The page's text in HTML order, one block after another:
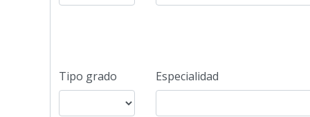
Tipo grado Especialidad